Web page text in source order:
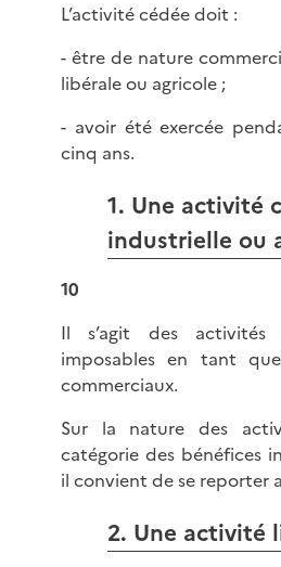
L’activité cédée doit :
- être de nature
libérale ou agricole ;
- avoir été exercée
cinq ans.
1. Une activité
industrielle ou
10
Il s’agit des
imposables en tant
commerciaux.
Sur la nature des
catégorie des bénéfices
il convient de se reporter
2. Une activité